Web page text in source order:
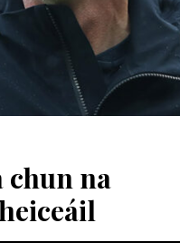
chun na